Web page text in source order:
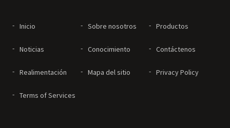
Inicio Sobre nosotros Productos
Noticias Conocimiento Contáctenos
Realimentación Mapa del sitio Privacy Policy
Terms of Services